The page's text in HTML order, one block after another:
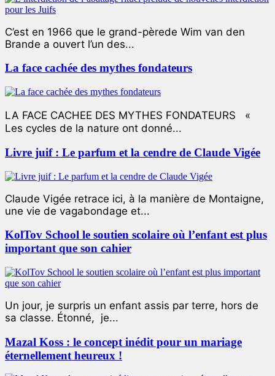
C’est en 1966 que le grand-pèrede Wim van den
Brande a ouvert l’un des...
La face cachée des mythes fondateurs
LA FACE CACHEE DES MYTHES FONDATEURS «
Les cycles de la nature ont donné...
Livre juif : Le parfum et la cendre de Claude Vigée
Claude Vigée retrace ici, à la manière de Montaigne,
une vie de vagabondage et...
KolTov School le soutien scolaire où l’enfant est plus
important que son cahier
Un jour, je surpris un enfant assis par terre, hors de
sa classe. Étonné, je...
Mazal Koss : le concept inédit pour un mariage
éternellement heureux !